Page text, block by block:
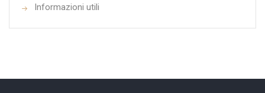
Informazioni utili